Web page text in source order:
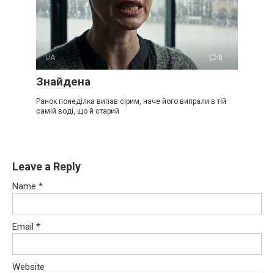
UA 0
Знайдена
Ранок понеділка випав сірим, наче його випрали в тій
самій воді, що й старий
Leave a Reply
Name *
Email *
Website